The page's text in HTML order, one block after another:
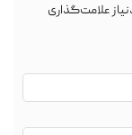
علامت‌گذاری